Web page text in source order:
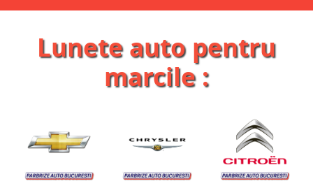
Lunete auto pentru
marcile :